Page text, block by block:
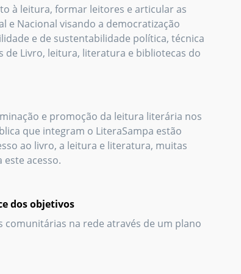
à leitura, formar leitores e articular as
e Nacional visando a democratização
e de sustentabilidade política, técnica
de Livro, leitura, literatura e bibliotecas do
e promoção da leitura literária nos
que integram o LiteraSampa estão
ao livro, a leitura e literatura, muitas
acesso.
dos objetivos
na rede através de um plano